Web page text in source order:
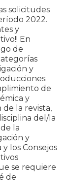
solicitudes
2022.
y
En
de
y
de
y
la revista,
del/la
la
y
los Consejos
se requiere
de